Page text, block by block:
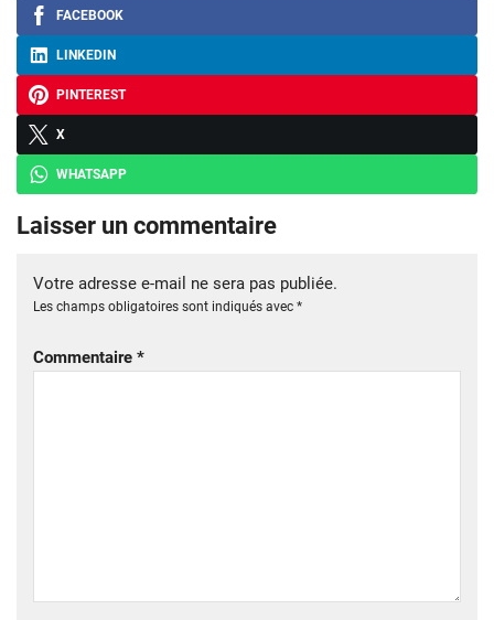
FACEBOOK
LINKEDIN
PINTEREST
X
WHATSAPP
Laisser un commentaire
Votre adresse e-mail ne sera pas publiée.
Les champs obligatoires sont indiqués avec *
Commentaire *